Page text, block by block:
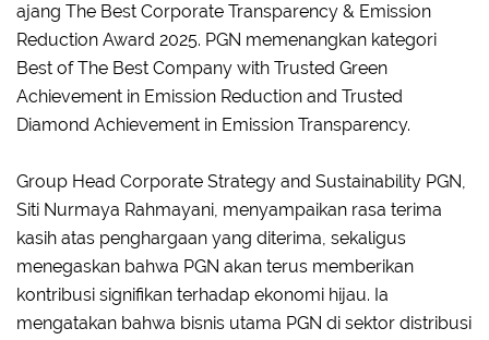
ajang The Best Corporate Transparency & Emission
Reduction Award 2025. PGN memenangkan kategori
Best of The Best Company with Trusted Green
Achievement in Emission Reduction and Trusted
Diamond Achievement in Emission Transparency.
Group Head Corporate Strategy and Sustainability PGN,
Siti Nurmaya Rahmayani, menyampaikan rasa terima
kasih atas penghargaan yang diterima, sekaligus
menegaskan bahwa PGN akan terus memberikan
kontribusi signifikan terhadap ekonomi hijau. Ia
mengatakan bahwa bisnis utama PGN di sektor distribusi